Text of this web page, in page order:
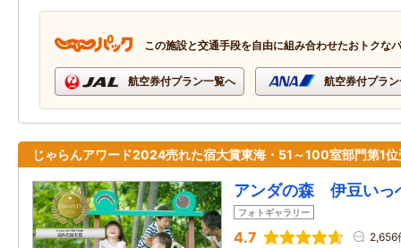
この施設と交通手段を自由に組み合わせたおトクな
航空券付プラン一覧へ 航空券付プラ
じゃらんアワード2024売れた宿大賞東海・51～100室部門第1位
アンダの森 伊豆いっ
フォトギャラリー
4.7 2,656